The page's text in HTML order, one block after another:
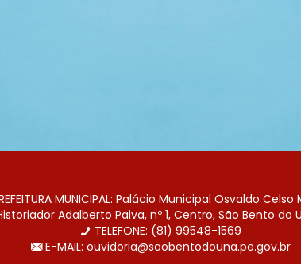
MUNICIPAL: Palácio Municipal Osvaldo Celso
Adalberto Paiva, nº 1, Centro, São Bento do
TELEFONE: (81) 99548-1569
E-MAIL: ouvidoria@saobentodouna.pe.gov.br